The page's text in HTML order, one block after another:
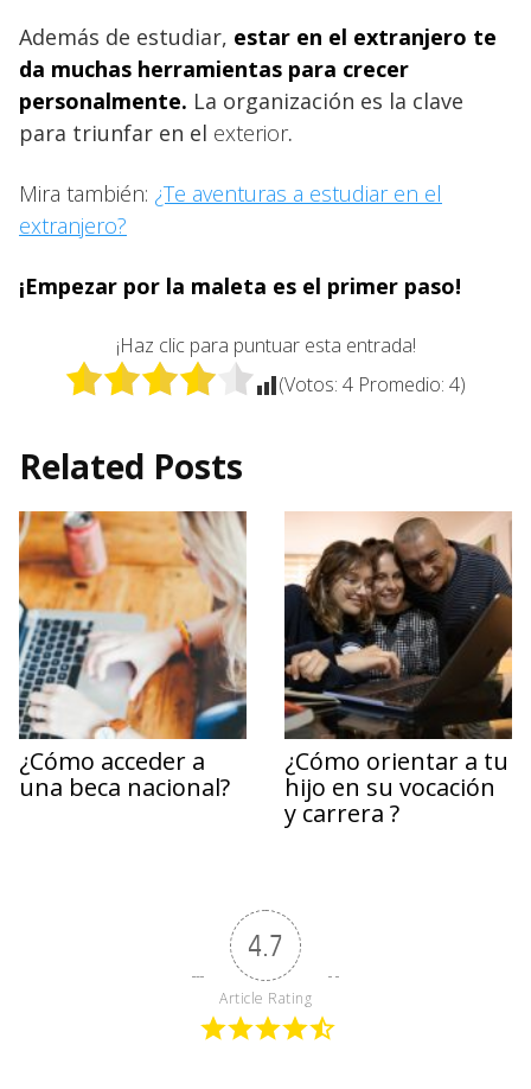
Además de estudiar, estar en el extranjero te
da muchas herramientas para crecer
personalmente. La organización es la clave
para triunfar en el exterior.
Mira también: ¿Te aventuras a estudiar en el
extranjero?
¡Empezar por la maleta es el primer paso!
¡Haz clic para puntuar esta entrada!
(Votos: 4 Promedio: 4)
Related Posts
¿Cómo acceder a
una beca nacional?
¿Cómo orientar a tu
hijo en su vocación
y carrera ?
4.7
Article Rating